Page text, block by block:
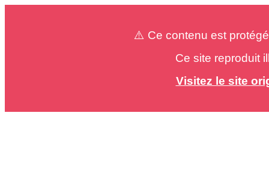
⚠️ Ce contenu est
Ce site reproduit
Visitez le site